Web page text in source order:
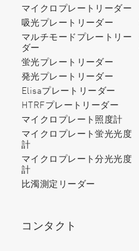
マイクロプレートリーダー
吸光プレートリーダー
マルチモードプレートリー
ダー
蛍光プレートリーダー
発光プレートリーダー
Elisaプレートリーダー
HTRFプレートリーダー
マイクロプレート照度計
マイクロプレート蛍光光度
計
マイクロプレート分光光度
計
比濁測定リーダー
コンタクト